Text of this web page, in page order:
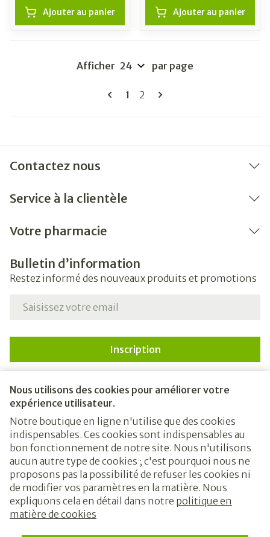
Nous utilisons des cookies pour améliorer votre
expérience utilisateur.
Notre boutique en ligne n'utilise que des cookies
indispensables. Ces cookies sont indispensables au
bon fonctionnement de notre site. Nous n'utilisons
aucun autre type de cookies ; c'est pourquoi nous ne
proposons pas la possibilité de refuser les cookies ni
de modifier vos paramètres en la matière. Nous
expliquons cela en détail dans notre politique en
matière de cookies
Ajouter au panier Ajouter au panier
Pages
Vous lisez actuellement la page
1 Page
2
Afficher par page
Contactez nous
Service à la clientèle
Votre pharmacie
Bulletin d’information
Restez informé des nouveaux produits et promotions
Adresse mail
Inscription
newsletter et acceptez notrepolitique de confidentialité
Liens légaux